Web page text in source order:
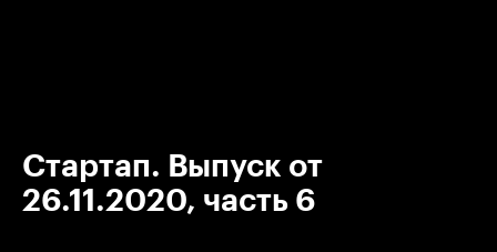
Стартап. Выпуск от
26.11.2020, часть 6